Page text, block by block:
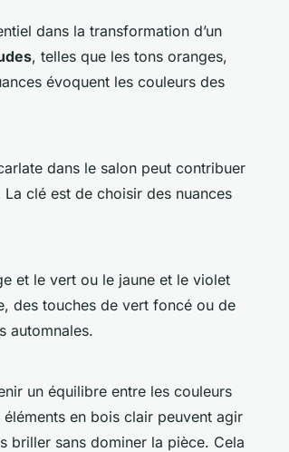
dans la transformation d’un
, telles que les tons oranges,
évoquent les couleurs des
dans le salon peut contribuer
La clé est de choisir des nuances
et le vert ou le jaune et le violet
des touches de vert foncé ou de
automnales.
un équilibre entre les couleurs
en bois clair peuvent agir
briller sans dominer la pièce. Cela